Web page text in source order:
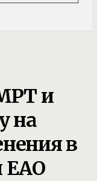
и
на
в
ЕАО